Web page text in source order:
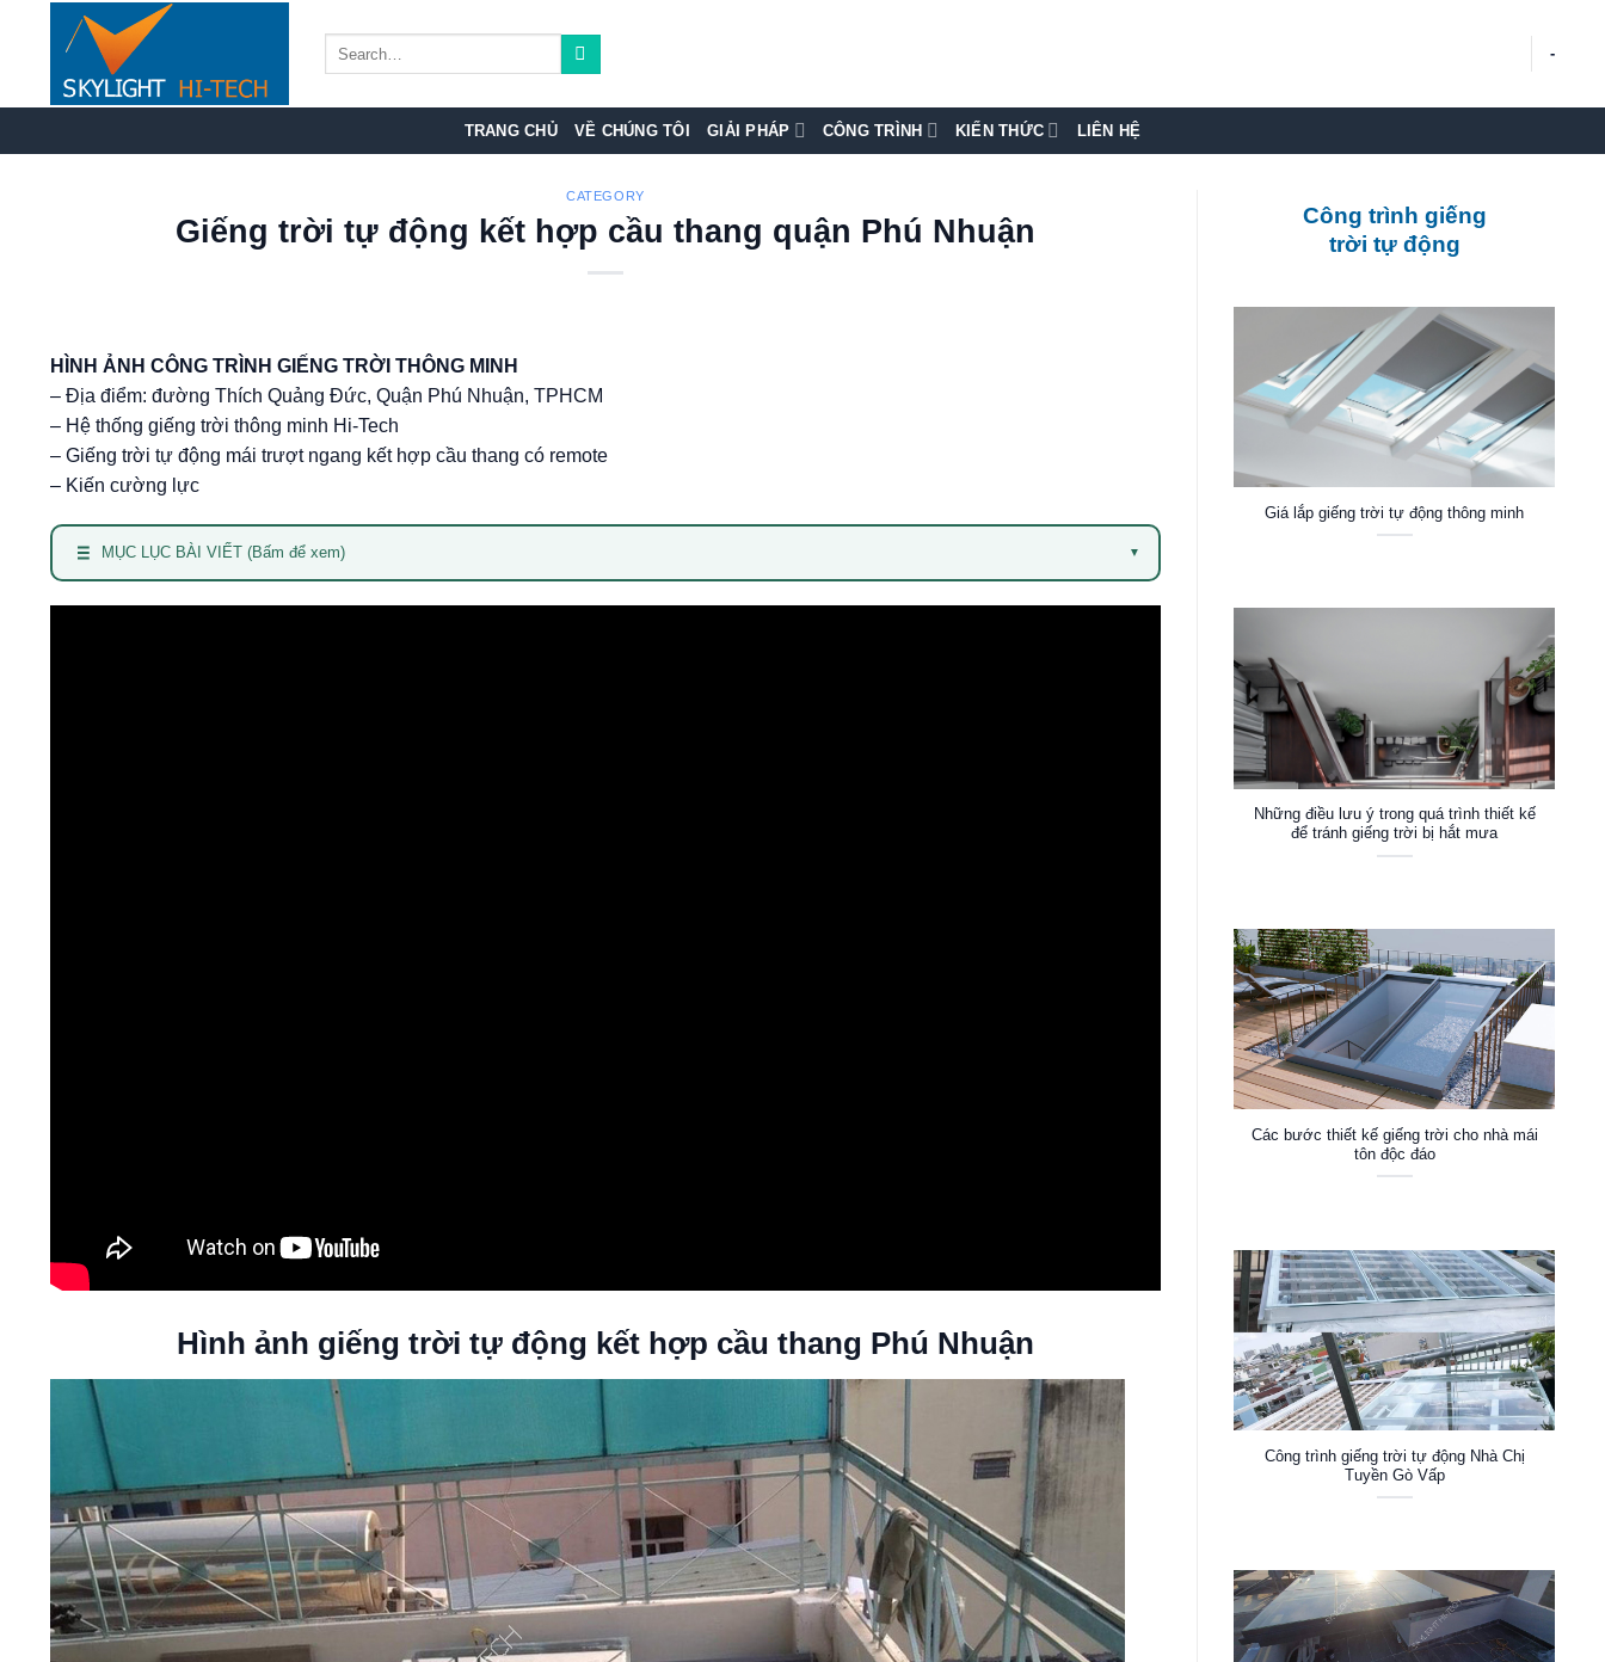
dung
-
TRANG CHỦ VỀ CHÚNG TÔI GIẢI PHÁP CÔNG TRÌNH KIẾN THỨC LIÊN HỆ
CATEGORY
Giếng trời tự động kết hợp cầu thang quận Phú Nhuận
HÌNH ẢNH CÔNG TRÌNH GIẾNG TRỜI THÔNG MINH
– Địa điểm: đường Thích Quảng Đức, Quận Phú Nhuận, TPHCM
– Hệ thống giếng trời thông minh Hi-Tech
– Giếng trời tự động mái trượt ngang kết hợp cầu thang có remote
– Kiến cường lực
MỤC LỤC BÀI VIẾT (Bấm để xem) ▼
Hình ảnh giếng trời tự động kết hợp cầu thang Phú Nhuận
Công trình giếng
trời tự động
Giá lắp giếng trời tự động thông minh
Những điều lưu ý trong quá trình thiết kế
để tránh giếng trời bị hắt mưa
Các bước thiết kế giếng trời cho nhà mái
tôn độc đáo
Công trình giếng trời tự động Nhà Chị
Tuyền Gò Vấp